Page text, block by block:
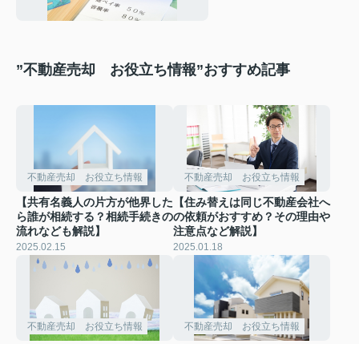
”不動産売却 お役立ち情報”おすすめ記事
不動産売却 お役立ち情報
【共有名義人の片方が他界した
ら誰が相続する？相続手続きの
流れなども解説】
2025.02.15
不動産売却 お役立ち情報
【住み替えは同じ不動産会社へ
の依頼がおすすめ？その理由や
注意点など解説】
2025.01.18
不動産売却 お役立ち情報 不動産売却 お役立ち情報